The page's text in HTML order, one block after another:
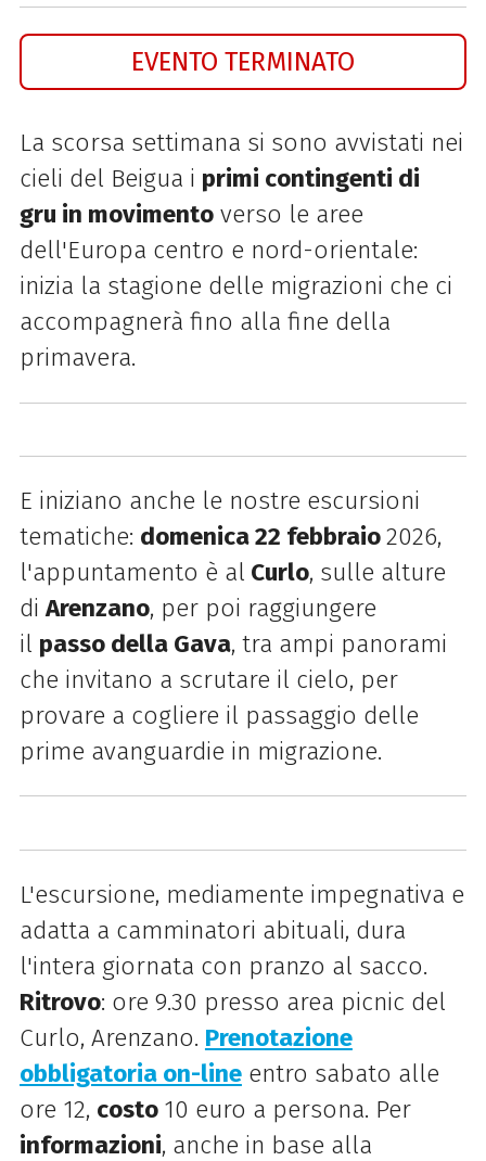
EVENTO TERMINATO
La scorsa settimana si sono avvistati nei
cieli del Beigua i primi contingenti di
gru in movimentoverso le aree
dell'Europa centro e nord-orientale:
inizia la stagione delle migrazioni che ci
accompagnerà fino alla fine della
primavera.
E iniziano anche le nostre escursioni
tematiche: domenica 22 febbraio2026,
l'appuntamento è al Curlo, sulle alture
diArenzano, per poi raggiungere
il passo della Gava, tra ampi panorami
che invitano a scrutare il cielo, per
provare a cogliere il passaggio delle
prime avanguardie in migrazione.
L'escursione, mediamente impegnativa e
adatta a camminatori abituali, dura
l'intera giornata con pranzo al sacco.
Ritrovo: ore 9.30 presso area picnic del
Curlo, Arenzano. Prenotazione
obbligatoria on-lineentro sabato alle
ore 12, costo 10 euro a persona. Per
informazioni, anche in base alla